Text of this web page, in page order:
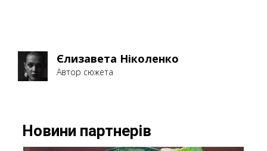
Єлизавета Ніколенко
Автор сюжета